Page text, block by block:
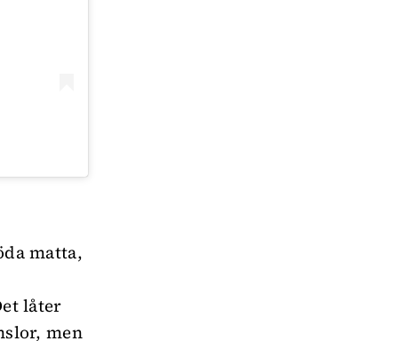
matta,
låter
men